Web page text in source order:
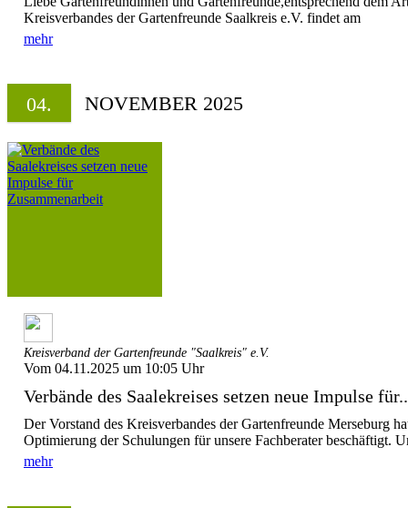
Kreisverbandes der Gartenfreunde Saalkreis e.V. findet
mehr
04. NOVEMBER 2025
Kreisverband der Gartenfreunde "Saalkreis" e.V.
Vom 04.11.2025 um 10:05 Uhr
Verbände des Saalekreises setzen neue Impulse
Der Vorstand des Kreisverbandes der Gartenfreunde Merseburg
Optimierung der Schulungen für unsere Fachberater beschäftigt.
mehr